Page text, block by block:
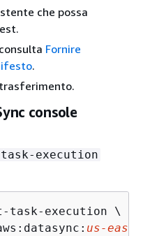
che possa
Fornire
.
console
execution
task-execution \
us-